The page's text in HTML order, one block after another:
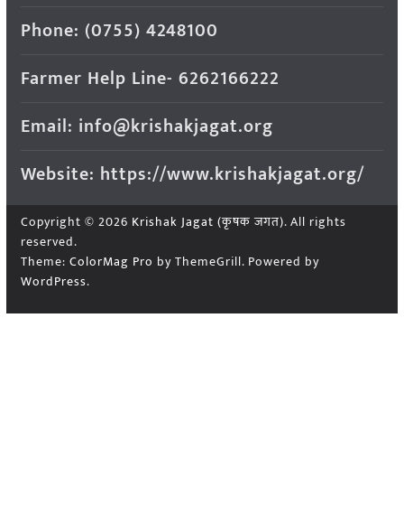
Phone: (0755) 4248100
Farmer Help Line- 6262166222
Email: info@krishakjagat.org
Website: https://www.krishakjagat.org/
Copyright © 2026 Krishak Jagat (कृषक जगत). All rights
reserved.
Theme: ColorMag Pro by ThemeGrill. Powered by
WordPress.